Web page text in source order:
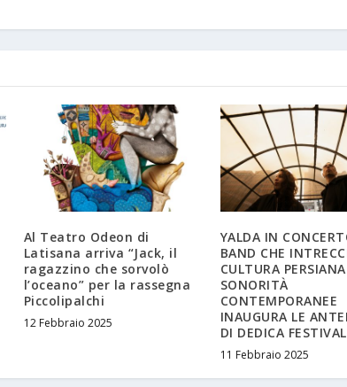
Al Teatro Odeon di
Latisana arriva “Jack, il
ragazzino che sorvolò
l’oceano” per la rassegna
Piccolipalchi
12 Febbraio 2025
YALDA IN
BAND CHE
CULTURA
SONORITÀ
CONTEMPORANEE
INAUGURA LE
DI DEDICA
11 Febbraio 2025